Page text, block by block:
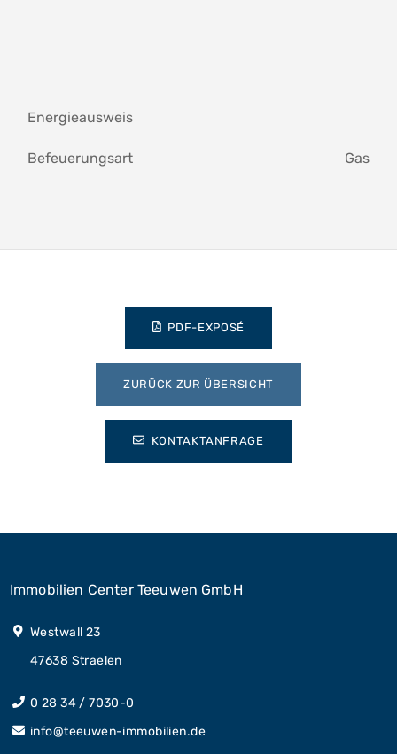
Energieausweis
Befeuerungsart Gas
PDF-EXPOSÉ
ZURÜCK ZUR ÜBERSICHT
KONTAKTANFRAGE
Immobilien Center Teeuwen GmbH
Westwall 23
47638 Straelen
0 28 34 / 7030-0
info@teeuwen-immobilien.de